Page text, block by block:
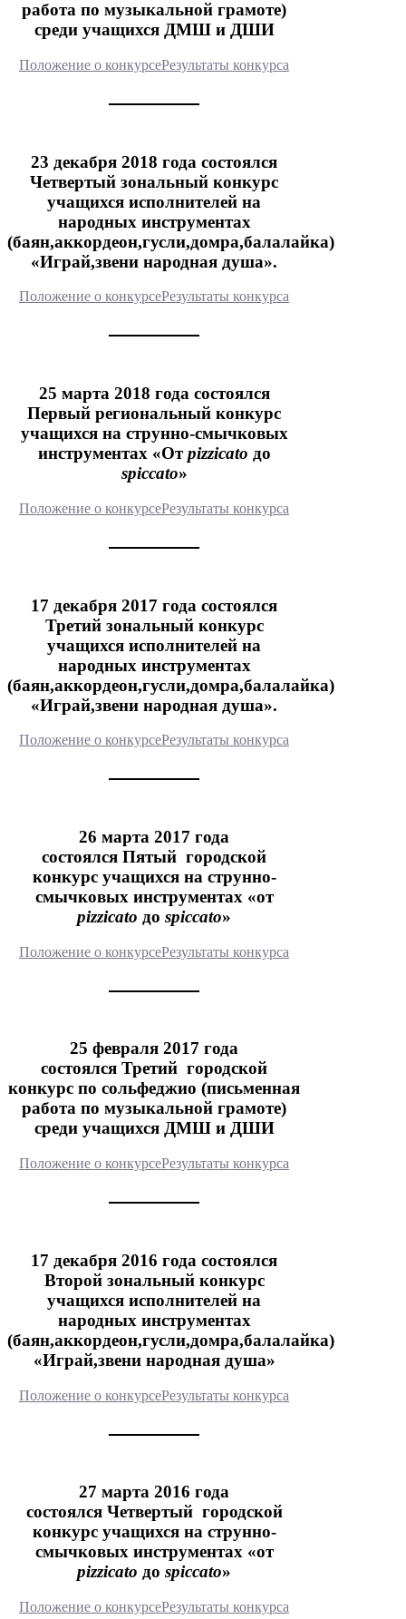
работа по музыкальной грамоте)
среди учащихся ДМШ и ДШИ
Положение о конкурсеРезультаты конкурса
23 декабря 2018 года состоялся
Четвертый зональный конкурс
учащихся исполнителей на
народных инструментах
(баян,аккордеон,гусли,домра,балалайка)
«Играй,звени народная душа».
Положение о конкурсеРезультаты конкурса
25 марта 2018 года состоялся
Первый региональный конкурс
учащихся на струнно-смычковых
инструментах «Отpizzicato до
spiccato»
Положение о конкурсеРезультаты конкурса
17 декабря 2017 года состоялся
Третий зональный конкурс
учащихся исполнителей на
народных инструментах
(баян,аккордеон,гусли,домра,балалайка)
«Играй,звени народная душа».
Положение о конкурсеРезультаты конкурса
26 марта 2017 года
состоялся Пятый городской
конкурс учащихся на струнно-
смычковых инструментах «от
pizzicato до spiccato»
Положение о конкурсеРезультаты конкурса
25 февраля 2017 года
состоялся Третий городской
конкурс по сольфеджио (письменная
работа по музыкальной грамоте)
среди учащихся ДМШ и ДШИ
Положение о конкурсеРезультаты конкурса
17 декабря 2016 года состоялся
Второй зональный конкурс
учащихся исполнителей на
народных инструментах
(баян,аккордеон,гусли,домра,балалайка)
«Играй,звени народная душа»
Положение о конкурсеРезультаты конкурса
27 марта 2016 года
состоялся Четвертый городской
конкурс учащихся на струнно-
смычковых инструментах «от
pizzicato до spiccato»
Положение о конкурсеРезультаты конкурса